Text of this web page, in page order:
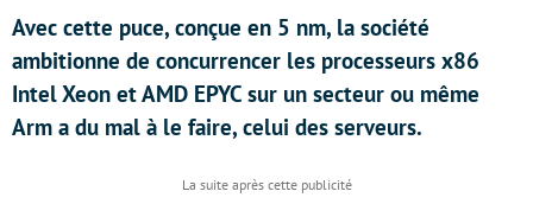
Avec cette puce, conçue en 5 nm, la société
ambitionne de concurrencer les processeurs x86
Intel Xeon et AMD EPYC sur un secteur ou même
Arm a du mal à le faire, celui des serveurs.